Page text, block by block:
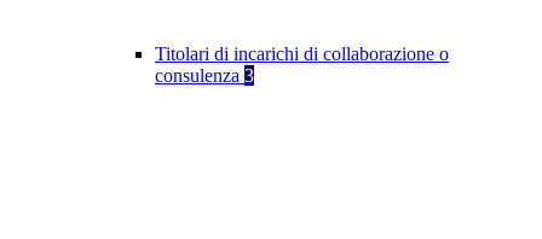
Titolari di incarichi di collaborazione o
consulenza 3